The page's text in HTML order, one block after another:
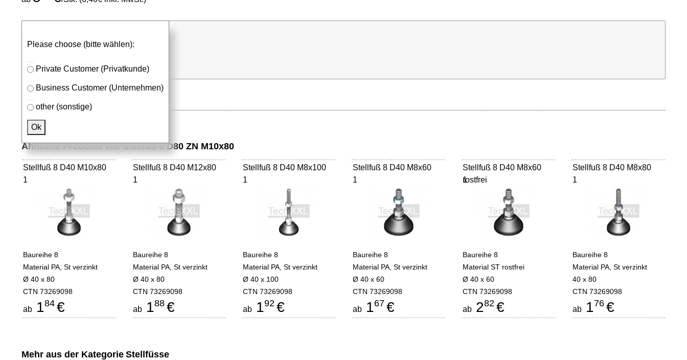
Please choose (bitte wählen):
Private Customer (Privatkunde)
Business Customer (Unternehmen)
other (sonstige)
Ok
⮮
Stk. in Anfrageliste
Ähnliche Produkte wie Stellfuß 8 D80 ZN M10x80
Stellfuß 8 D40 M10x80
1
Baureihe 8
Material PA, St verzinkt
Ø 40 x 80
CTN 73269098
ab 184 €
Stellfuß 8 D40 M12x80
1
Baureihe 8
Material PA, St verzinkt
Ø 40 x 80
CTN 73269098
ab 188 €
Stellfuß 8 D40 M8x100
1
Baureihe 8
Material PA, St verzinkt
Ø 40 x 100
CTN 73269098
ab 192 €
Stellfuß 8 D40 M8x60
1
Baureihe 8
Material PA, St verzinkt
Ø 40 x 60
CTN 73269098
ab 167 €
Stellfuß 8 D40 M8x60
rostfrei
1
Baureihe 8
Material ST rostfrei
Ø 40 x 60
CTN 73269098
ab 282 €
Stellfuß 8 D40 M8x80
1
Baureihe 8
Material PA, St verzinkt
40 x 80
CTN 73269098
ab 176 €
Mehr aus der Kategorie Stellfüsse